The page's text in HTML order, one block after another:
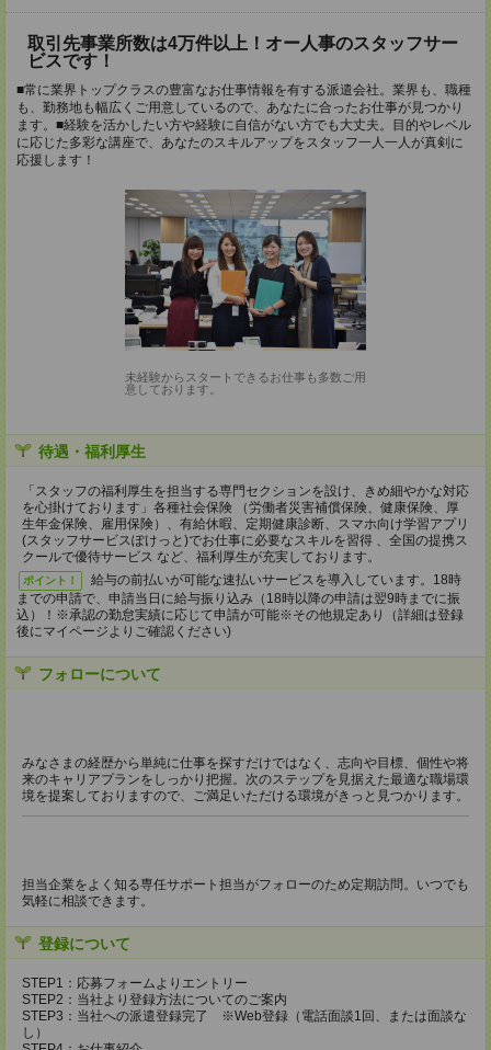
取引先事業所数は4万件以上！オー人事のスタッフサー
ビスです！
■常に業界トップクラスの豊富なお仕事情報を有する派遣会社。業界も、職種
も、勤務地も幅広くご用意しているので、あなたに合ったお仕事が見つかり
ます。■経験を活かしたい方や経験に自信がない方でも大丈夫。目的やレベル
に応じた多彩な講座で、あなたのスキルアップをスタッフ一人一人が真剣に
応援します！
未経験からスタートできるお仕事も多数ご用
意しております。
待遇・福利厚生
「スタッフの福利厚生を担当する専門セクションを設け、きめ細やかな対応
を心掛けております」各種社会保険 （労働者災害補償保険、健康保険、厚
生年金保険、雇用保険）、有給休暇、定期健康診断、スマホ向け学習アプリ
(スタッフサービスぽけっと)でお仕事に必要なスキルを習得 、全国の提携ス
クールで優待サービス など、福利厚生が充実しております。
ポイント！
給与の前払いが可能な速払いサービスを導入しています。18時
までの申請で、申請当日に給与振り込み（18時以降の申請は翌9時までに振
込）！※承認の勤怠実績に応じて申請が可能※その他規定あり（詳細は登録
後にマイページよりご確認ください)
フォローについて
みなさまの経歴から単純に仕事を探すだけではなく、志向や目標、個性や将
来のキャリアプランをしっかり把握。次のステップを見据えた最適な職場環
境を提案しておりますので、ご満足いただける環境がきっと見つかります。
担当企業をよく知る専任サポート担当がフォローのため定期訪問。いつでも
気軽に相談できます。
登録について
STEP1：応募フォームよりエントリー
STEP2：当社より登録方法についてのご案内
STEP3：当社への派遣登録完了 ※Web登録（電話面談1回、または面談な
し）